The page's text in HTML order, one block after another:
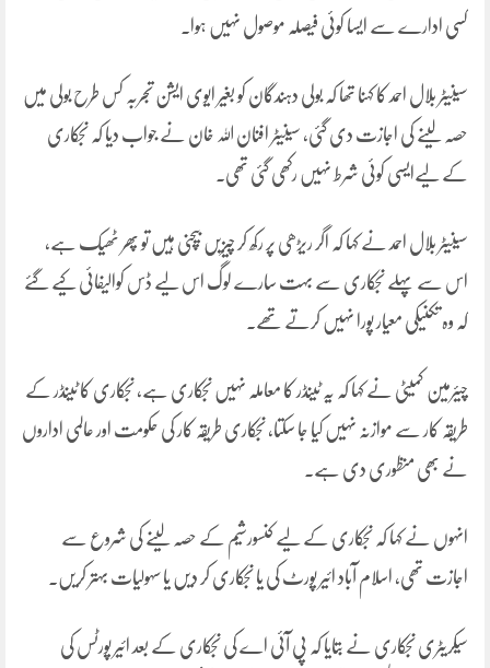
کسی ادارے سے ایسا کوئی فیصلہ موصول نہیں ہوا۔
سینیٹر بلال احمد کا کہنا تھا کہ بولی دہندگان کو بغیر ایوی ایشن تجربہ کس طرح بولی میں
حصہ لینے کی اجازت دی گئی، سینیٹر افنان اللہ خان نے جواب دیا کہ نجکاری
کے لیےایسی کوئی شرط نہیں رکھی گئی تھی۔
سینیٹر بلال احمد نے کہا کہ اگر ریڑھی پر رکھ کر چیزیں بیچنی ہیں تو پھر ٹھیک ہے،
اس سے پہلے نجکاری سے بہت سارے لوگ اس لیے ڈس کوالیفائی کیے گئے
کہ وہ تکنیکی معیار پورا نہیں کرتے تھے۔
چیئرمین کمیٹی نے کہا کہ یہ ٹینڈر کا معاملہ نہیں نجکاری ہے، نجکاری کا ٹینڈر کے
طریقہ کار سے موازنہ نہیں کیا جا سکتا، نجکاری طریقہ کار کی حکومت اور عالمی اداروں
نے بھی منظوری دی ہے۔
انہوں نے کہا کہ نجکاری کے لیے کنسورشیم کے حصہ لینے کی شروع سے
اجازت تھی، اسلام آباد ائیر پورٹ کی یا نجکاری کر دیں یا سہولیات بہتر کریں۔
سیکریٹری نجکاری نے بتایا کہ پی آئی اے کی نجکاری کے بعد ائیر پورٹس کی